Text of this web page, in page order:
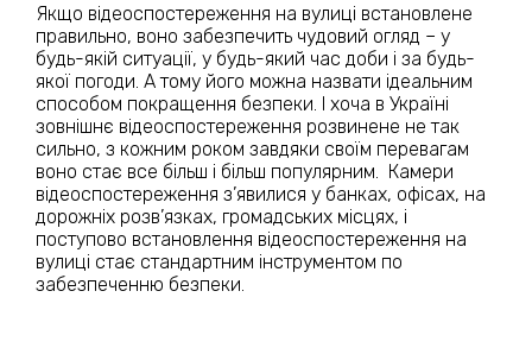
Якщо відеоспостереження на вулиці встановлене
правильно, воно забезпечить чудовий огляд – у
будь-якій ситуації, у будь-який час доби і за будь-
якої погоди. А тому його можна назвати ідеальним
способом покращення безпеки. І хоча в Україні
зовнішнє відеоспостереження розвинене не так
сильно, з кожним роком завдяки своїм перевагам
воно стає все більш і більш популярним. Камери
відеоспостереження з’явилися у банках, офісах, на
дорожніх розв’язках, громадських місцях, і
поступово встановлення відеоспостереження на
вулиці стає стандартним інструментом по
забезпеченню безпеки.